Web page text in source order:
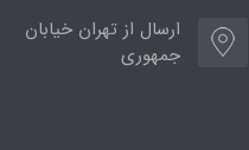
ارسال از تهران خیابان
جمهوری